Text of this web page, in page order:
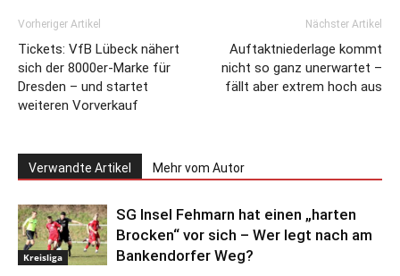
Vorheriger Artikel
Tickets: VfB Lübeck nähert
sich der 8000er-Marke für
Dresden – und startet
weiteren Vorverkauf
Nächster Artikel
Auftaktniederlage kommt
nicht so ganz unerwartet –
fällt aber extrem hoch aus
Verwandte Artikel Mehr vom Autor
Kreisliga
SG Insel Fehmarn hat einen „harten
Brocken“ vor sich – Wer legt nach am
Bankendorfer Weg?